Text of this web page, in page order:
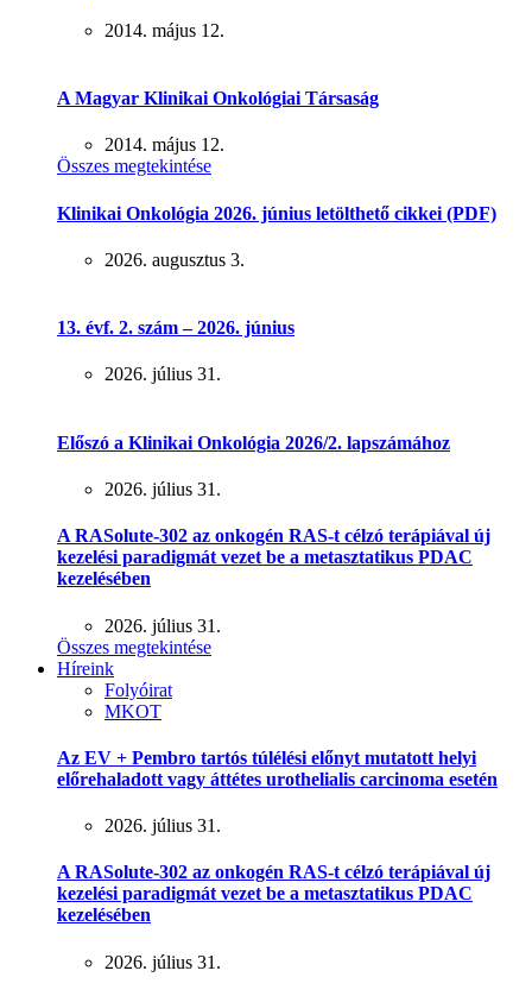
2014. május 12.
A Magyar Klinikai Onkológiai Társaság
2014. május 12.
Összes megtekintése
Klinikai Onkológia 2026. június letölthető cikkei (PDF)
2026. augusztus 3.
13. évf. 2. szám – 2026. június
2026. július 31.
Előszó a Klinikai Onkológia 2026/2. lapszámához
2026. július 31.
A RASolute-302 az onkogén RAS-t célzó terápiával új
kezelési paradigmát vezet be a metasztatikus PDAC
kezelésében
2026. július 31.
Összes megtekintése
Híreink
Folyóirat
MKOT
Az EV + Pembro tartós túlélési előnyt mutatott helyi
előrehaladott vagy áttétes urothelialis carcinoma esetén
2026. július 31.
A RASolute-302 az onkogén RAS-t célzó terápiával új
kezelési paradigmát vezet be a metasztatikus PDAC
kezelésében
2026. július 31.